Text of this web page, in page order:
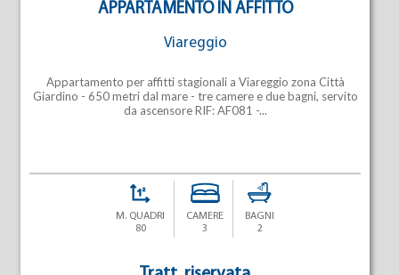
APPARTAMENTO IN AFFITTO
Viareggio
Appartamento per affitti stagionali a Viareggio zona Città
Giardino - 650 metri dal mare - tre camere e due bagni, servito
da ascensore RIF: AF081 -...
M. QUADRI
80
CAMERE
3
BAGNI
2